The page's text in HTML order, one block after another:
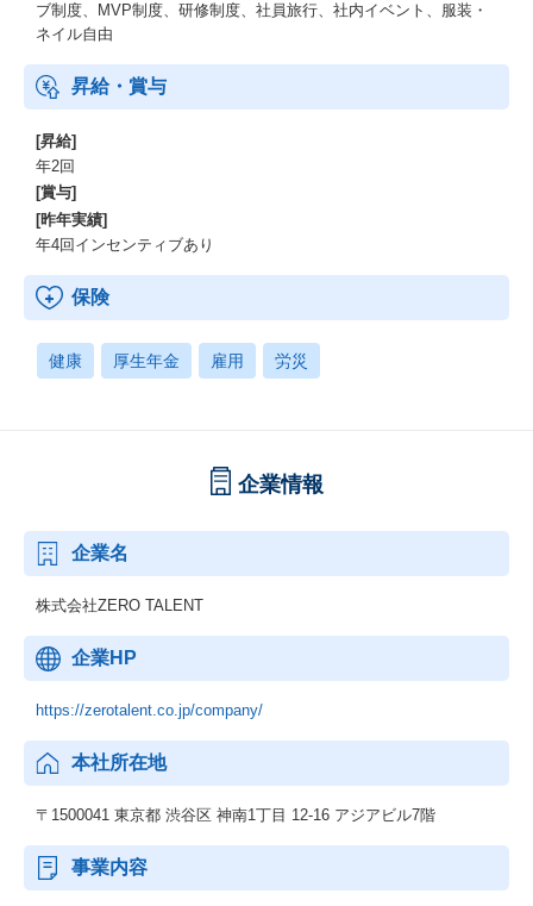
ブ制度、MVP制度、研修制度、社員旅行、社内イベント、服装・
ネイル自由
昇給・賞与
[昇給]
年2回
[賞与]
[昨年実績]
年4回インセンティブあり
保険
健康 厚生年金 雇用 労災
企業情報
企業名
株式会社ZERO TALENT
企業HP
https://zerotalent.co.jp/company/
本社所在地
〒1500041 東京都 渋谷区 神南1丁目 12-16 アジアビル7階
事業内容